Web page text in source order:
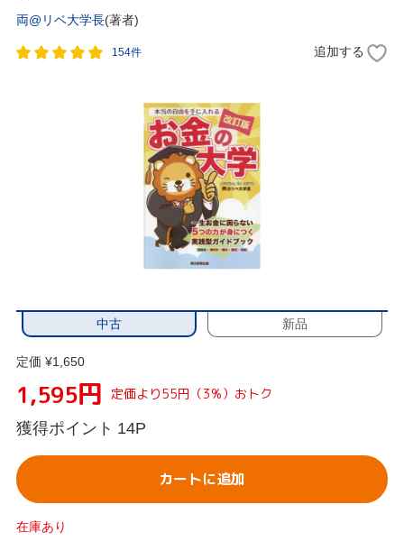
両@リベ大学長(著者)
154件 追加する
中古 新品
定価 ¥1,650
1,595円 定価より55円（3%）おトク
獲得ポイント 14P
カートに追加
在庫あり